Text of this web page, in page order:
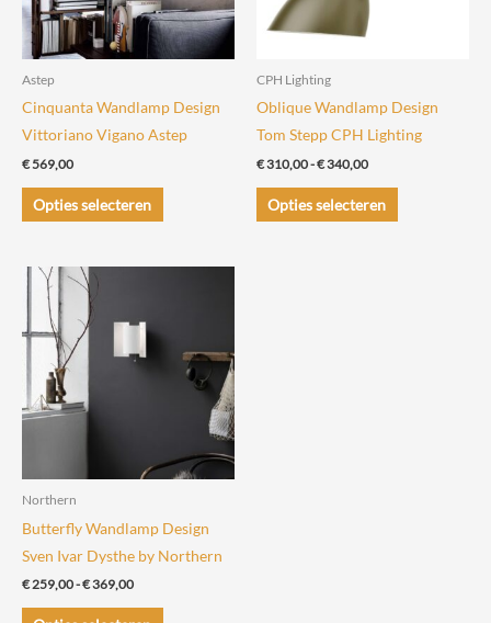
Astep
Cinquanta Wandlamp Design
Vittoriano Vigano Astep
€569,00
Opties selecteren
Dit
product
optie
gekozen
worden
op
productpagina
CPH Lighting
Oblique Wandlamp Design
Tom Stepp CPH Lighting
€310,00-€340,00Prijsklasse:
tot
€ 340,00
Opties selecteren
Dit
product
Northern
Butterfly Wandlamp Design
Sven Ivar Dysthe by Northern
€259,00-€369,00Prijsklasse:
tot
Dit